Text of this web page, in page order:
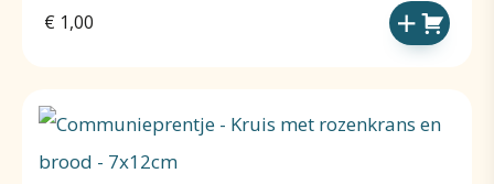
€ 1,00